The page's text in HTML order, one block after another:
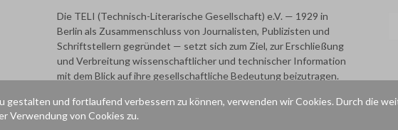
gestalten und fortlaufend verbessern zu können, verwenden wir Cookies. Durch die
Verwendung von Cookies zu.
Die TELI (Technisch-Literarische Gesellschaft) e.V. — 1929 in
Berlin als Zusammenschluss von Journalisten, Publizisten und
Schriftstellern gegründet — setzt sich zum Ziel, zur Erschließung
und Verbreitung wissenschaftlicher und technischer Information
mit dem Blick auf ihre gesellschaftliche Bedeutung beizutragen.